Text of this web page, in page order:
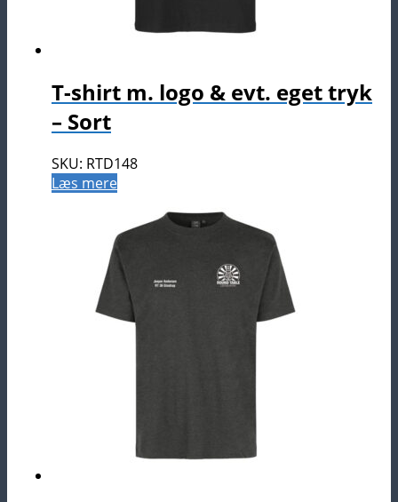
T-shirt m. logo & evt. eget tryk
– Sort
SKU: RTD148
Læs mere